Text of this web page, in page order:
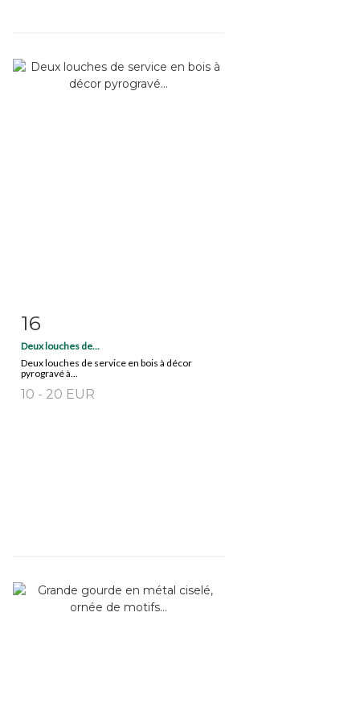
Fiche détaillée
16
Deux louches de...
Deux louches de service en bois à décor
pyrogravé à...
10 - 20 EUR